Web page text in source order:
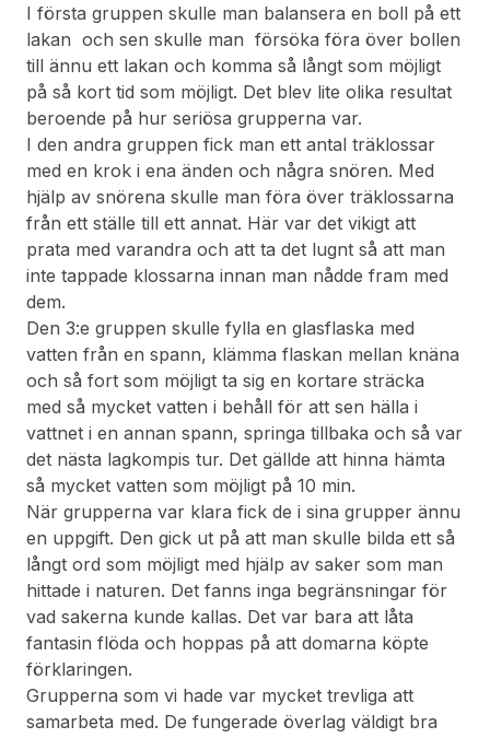
I första gruppen skulle man balansera en boll på ett
lakan och sen skulle man försöka föra över bollen
till ännu ett lakan och komma så långt som möjligt
på så kort tid som möjligt. Det blev lite olika resultat
beroende på hur seriösa grupperna var.
I den andra gruppen fick man ett antal träklossar
med en krok i ena änden och några snören. Med
hjälp av snörena skulle man föra över träklossarna
från ett ställe till ett annat. Här var det vikigt att
prata med varandra och att ta det lugnt så att man
inte tappade klossarna innan man nådde fram med
dem.
Den 3:e gruppen skulle fylla en glasflaska med
vatten från en spann, klämma flaskan mellan knäna
och så fort som möjligt ta sig en kortare sträcka
med så mycket vatten i behåll för att sen hälla i
vattnet i en annan spann, springa tillbaka och så var
det nästa lagkompis tur. Det gällde att hinna hämta
så mycket vatten som möjligt på 10 min.
När grupperna var klara fick de i sina grupper ännu
en uppgift. Den gick ut på att man skulle bilda ett så
långt ord som möjligt med hjälp av saker som man
hittade i naturen. Det fanns inga begränsningar för
vad sakerna kunde kallas. Det var bara att låta
fantasin flöda och hoppas på att domarna köpte
förklaringen.
Grupperna som vi hade var mycket trevliga att
samarbeta med. De fungerade överlag väldigt bra